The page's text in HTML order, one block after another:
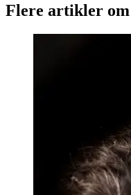
Flere artikler om